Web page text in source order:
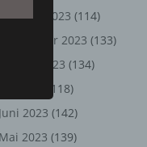
2023 (114)
September 2023 (133)
August 2023 (134)
(118)
Juni 2023 (142)
Mai 2023 (139)